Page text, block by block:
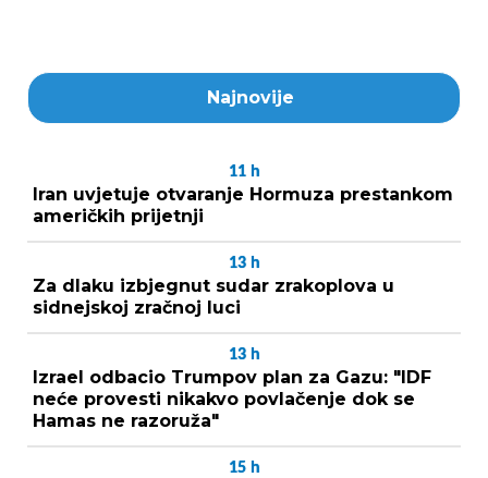
Najnovije
11 h
Iran uvjetuje otvaranje Hormuza prestankom
američkih prijetnji
13 h
Za dlaku izbjegnut sudar zrakoplova u
sidnejskoj zračnoj luci
13 h
Izrael odbacio Trumpov plan za Gazu: "IDF
neće provesti nikakvo povlačenje dok se
Hamas ne razoruža"
15 h